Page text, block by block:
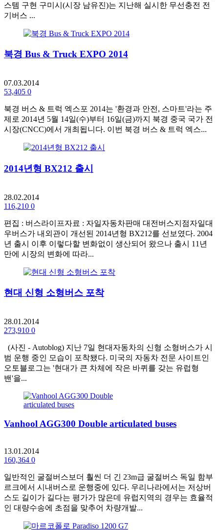
스템 구현 구미시(시장 남유진)는 지난해 실시한 무선충전 전
기버스 ...
북경 Bus & Truck EXPO 2014
07.03.2014
53,405 0
북경 버스 & 트럭 엑스포 2014는 '환경과 안전, 스마트'라는 주
제로 2014년 5월 14일(수)부터 16일(금)까지 북경 중국 국가 전
시장(CNCC)에서 개최됩니다. 이번 북경 버스 & 트럭 엑스...
2014년형 BX212 출시
28.02.2014
116,210 0
편집 : 버스라이프자료 : 자일자동차판매 대전버스지점자일대
우버스가 내외관이 개선된 2014년형 BX212를 선보였다. 2004
년 출시 이후 이렇다할 변화없이 생산되어 왔으나 출시 11년
만에 시장의 변화에 따라...
현대 신형 소형버스 포착
28.01.2014
273,910 0
(사진 - Autoblog) 지난 7일 현대자동차의 신형 소형버스가 시
범 운행 중인 모습이 포착됐다. 미국의 자동차 전문 사이트인
오토블로그는 '현대가 큰 차체에 작은 바퀴를 갖는 유럽형
밴'을...
Vanhool AGG300 Double articulated buses
13.01.2014
160,364 0
일반적인 굴절버스보더 훨씬 더 긴 23m급 굴절버스 독일 함부
르크에서 시내버스로 운행중에 있다. 우리나라에서는 저상버
스도 길이가 길다는 평가가 많은데 유럽지역의 경우는 효율적
인 대량수송에 초점을 맞추어 차량개발...